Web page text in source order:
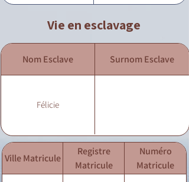
Vie en esclavage
Nom Esclave Surnom Esclave
Félicie
Ville Matricule
Registre
Matricule
Numéro
Matricule